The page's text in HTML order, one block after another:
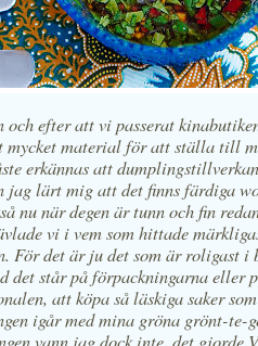
och efter att vi passerat
material för att ställa till
erkännas att
jag lärt mig att det finns färdiga
nu när degen är tunn och fin
vi i vem som hittade
För det är ju det som är roligast i
det står på förpackningarna eller
att köpa så läskiga saker
igår med mina gröna grönt-te-
vann jag dock inte, det gjorde